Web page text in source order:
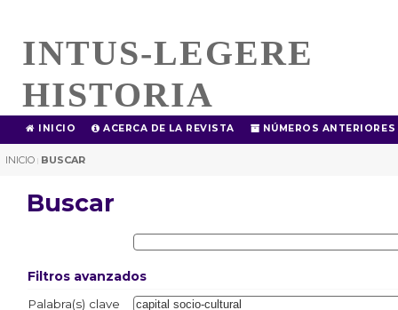
INTUS-LEGERE
HISTORIA
INICIO ACERCA DE LA REVISTA NÚMEROS ANTERIORES
INICIO | BUSCAR
Buscar
Filtros avanzados
Palabra(s) clave